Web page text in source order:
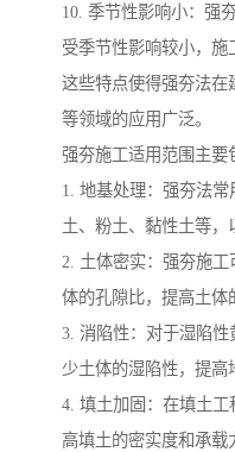
10. 季节性影响小：强
受季节性影响较小，施
这些特点使得强夯法在
等领域的应用广泛。
强夯施工适用范围主要
1. 地基处理：强夯法
土、粉土、黏性土等，
2. 土体密实：强夯施
体的孔隙比，提高土体
3. 消陷性：对于湿陷
少土体的湿陷性，提高
4. 填土加固：在填土
高填土的密实度和承载